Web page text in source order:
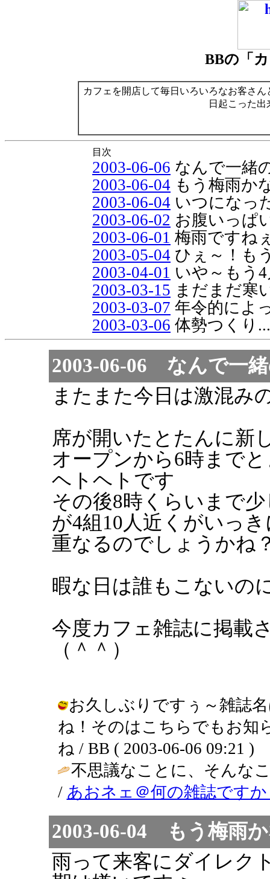
BBの「
カフェを開店して毎日いろいろなお客さ
日起こった
目次
2003-06-06 なんで一緒
2003-06-04 もう梅雨か
2003-06-04 いつになっ
2003-06-02 お腹いっぱ
2003-06-01 梅雨ですね
2003-05-04 ひぇ～！も
2003-04-01 いや～もう
2003-03-15 まだまだ寒
2003-03-07 年令的によ
2003-03-06 体勢つくり...
2003-06-06 なんで一
またまた今日は激混み
席が開いたとたんに新
オープンから6時まで
ヘトヘトです
その後8時くらいまで
が4組10人近くがいっ
重なるのでしょうかね
暇な日は誰もこないの
今度カフェ雑誌に掲載
（＾＾）
お久しぶりですぅ～雑誌
ね！そのはこちらでもお知
ね / BB ( 2003-06-06 09:21 )
不思議なことに、そんな
/ あおネェ＠何の雑誌ですか
2003-06-04 もう梅雨
雨って来客にダイレク